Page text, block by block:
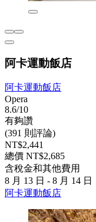
阿卡運動飯店
阿卡運動飯店
Opera
8.6/10
有夠讚
(391 則評論)
NT$2,441
總價 NT$2,685
含稅金和其他費用
8 月 13 日 - 8 月 14 日
阿卡運動飯店